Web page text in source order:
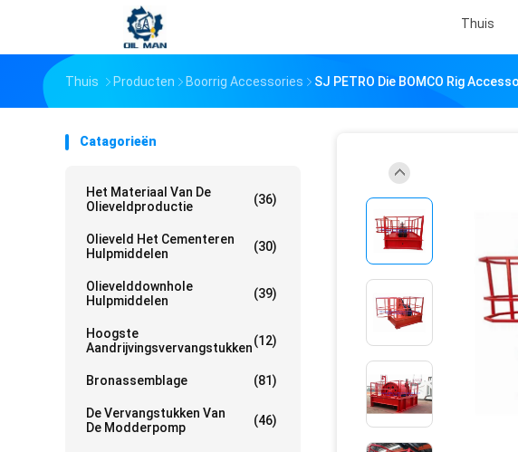
Thuis
Thuis Producten Boorrig Accessories SJ PETRO Die BOMCO Rig
Catagorieën
Het Materiaal Van De
Olieveldproductie
(36)
Olieveld Het Cementeren
Hulpmiddelen
(30)
Olievelddownhole
Hulpmiddelen
(39)
Hoogste
Aandrijvingsvervangstukken(12)
Bronassemblage (81)
De Vervangstukken Van
De Modderpomp
(46)